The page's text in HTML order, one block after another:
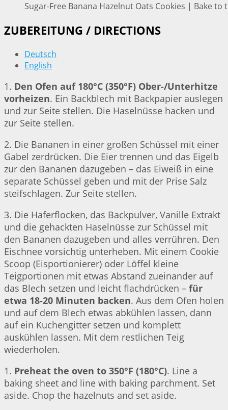
Sugar-Free Banana Hazelnut Oats Cookies | Bake to
ZUBEREITUNG / DIRECTIONS
Deutsch
English
1. Den Ofen auf 180°C (350°F) Ober-/Unterhitze
vorheizen. Ein Backblech mit Backpapier auslegen
und zur Seite stellen. Die Haselnüsse hacken und
zur Seite stellen.
2. Die Bananen in einer großen Schüssel mit einer
Gabel zerdrücken. Die Eier trennen und das Eigelb
zur den Bananen dazugeben – das Eiweiß in eine
separate Schüssel geben und mit der Prise Salz
steifschlagen. Zur Seite stellen.
3. Die Haferflocken, das Backpulver, Vanille Extrakt
und die gehackten Haselnüsse zur Schüssel mit
den Bananen dazugeben und alles verrühren. Den
Eischnee vorsichtig unterheben. Mit einem Cookie
Scoop (Eisportionierer) oder Löffel kleine
Teigportionen mit etwas Abstand zueinander auf
das Blech setzen und leicht flachdrücken – für
etwa 18-20 Minuten backen. Aus dem Ofen holen
und auf dem Blech etwas abkühlen lassen, dann
auf ein Kuchengitter setzen und komplett
auskühlen lassen. Mit dem restlichen Teig
wiederholen.
1. Preheat the oven to 350°F (180°C). Line a
baking sheet and line with baking parchment. Set
aside. Chop the hazelnuts and set aside.